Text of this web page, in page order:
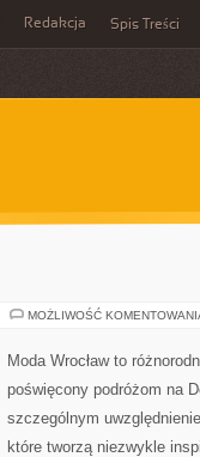
Redakcja Spis Treści
MOŻLIWOŚĆ
Moda Wrocław to
poświęcony podróżom na
szczególnym
które tworzą niezwykle